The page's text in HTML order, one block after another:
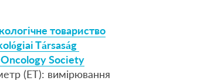
товариство
Társaság
Society
(ET): вимірювання